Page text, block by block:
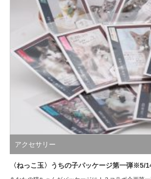
アクセサリー
〈ねっこ玉〉うちの子パッケージ第一弾※5/